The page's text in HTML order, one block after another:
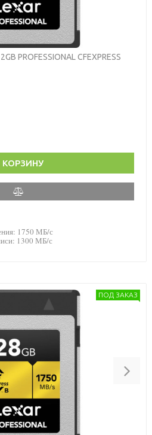
PROFESSIONAL CFEXPRESS
КОРЗИНУ
1750 МБ/с
1300 МБ/с
ПОД ЗАКАЗ